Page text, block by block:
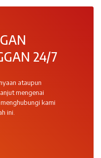
24/7
ataupun
mengenai
kami
ini.